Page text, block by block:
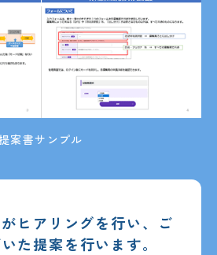
案書サンプル
ヒアリングを行い、
ご
た提案を行います。